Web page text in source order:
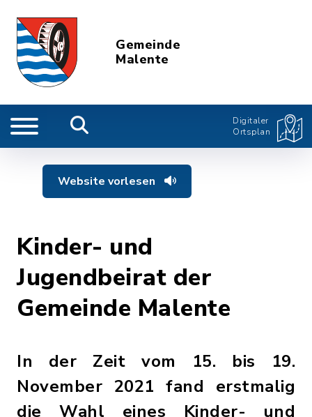
Gemeinde
Malente
Digitaler
Ortsplan
Website vorlesen
Kinder- und
Jugendbeirat der
Gemeinde Malente
In der Zeit vom 15. bis 19.
November 2021 fand erstmalig
die Wahl eines Kinder- und